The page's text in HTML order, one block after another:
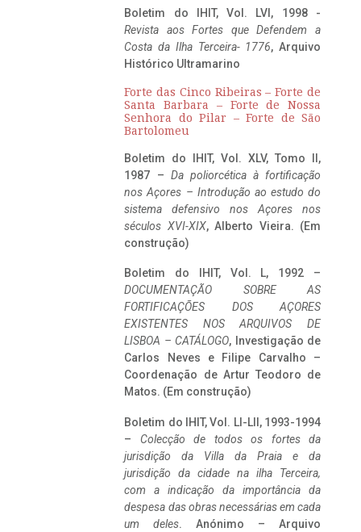
Boletim do IHIT, Vol. LVI, 1998 -
Revista aos Fortes que Defendem a
Costa da Ilha Terceira- 1776, Arquivo
Histórico Ultramarino
Forte das Cinco Ribeiras – Forte de
Santa Barbara – Forte de Nossa
Senhora do Pilar – Forte de São
Bartolomeu
Boletim do IHIT, Vol. XLV, Tomo II,
1987 – Da poliorcética à fortificação
nos Açores – Introdução ao estudo do
sistema defensivo nos Açores nos
séculos XVI-XIX, Alberto Vieira. (Em
construção)
Boletim do IHIT, Vol. L, 1992 –
DOCUMENTAÇÃO SOBRE AS
FORTIFICAÇÕES DOS AÇORES
EXISTENTES NOS ARQUIVOS DE
LISBOA – CATÁLOGO, Investigação de
Carlos Neves e Filipe Carvalho –
Coordenação de Artur Teodoro de
Matos. (Em construção)
Boletim do IHIT, Vol. LI-LII, 1993-1994
– Colecção de todos os fortes da
jurisdição da Villa da Praia e da
jurisdição da cidade na ilha Terceira,
com a indicação da importância da
despesa das obras necessárias em cada
um deles. Anónimo – Arquivo